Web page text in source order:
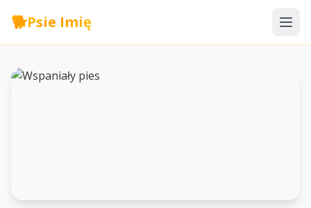
🐕Psie Imię